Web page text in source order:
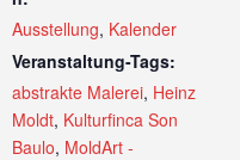
Ausstellung, Kalender
Veranstaltung-Tags:
abstrakte Malerei, Heinz
Moldt, Kulturfinca Son
Baulo, MoldArt -